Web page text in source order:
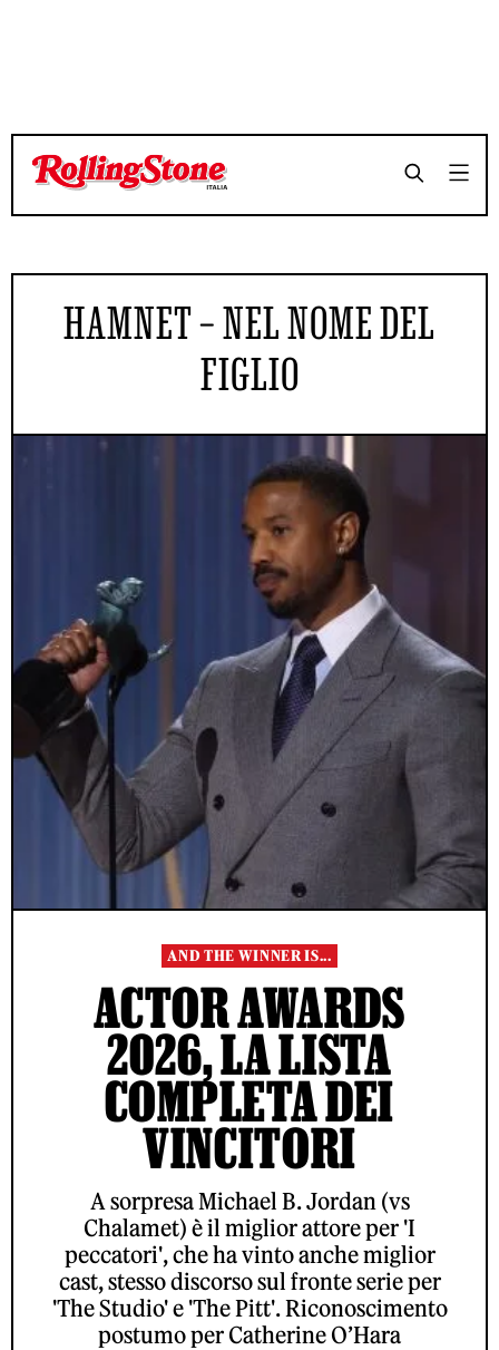
HAMNET – NEL NOME DEL
FIGLIO
AND THE WINNER IS...
ACTOR AWARDS
2026, LA LISTA
COMPLETA DEI
VINCITORI
A sorpresa Michael B. Jordan (vs
Chalamet) è il miglior attore per 'I
peccatori', che ha vinto anche miglior
cast, stesso discorso sul fronte serie per
'The Studio' e 'The Pitt'. Riconoscimento
postumo per Catherine O’Hara